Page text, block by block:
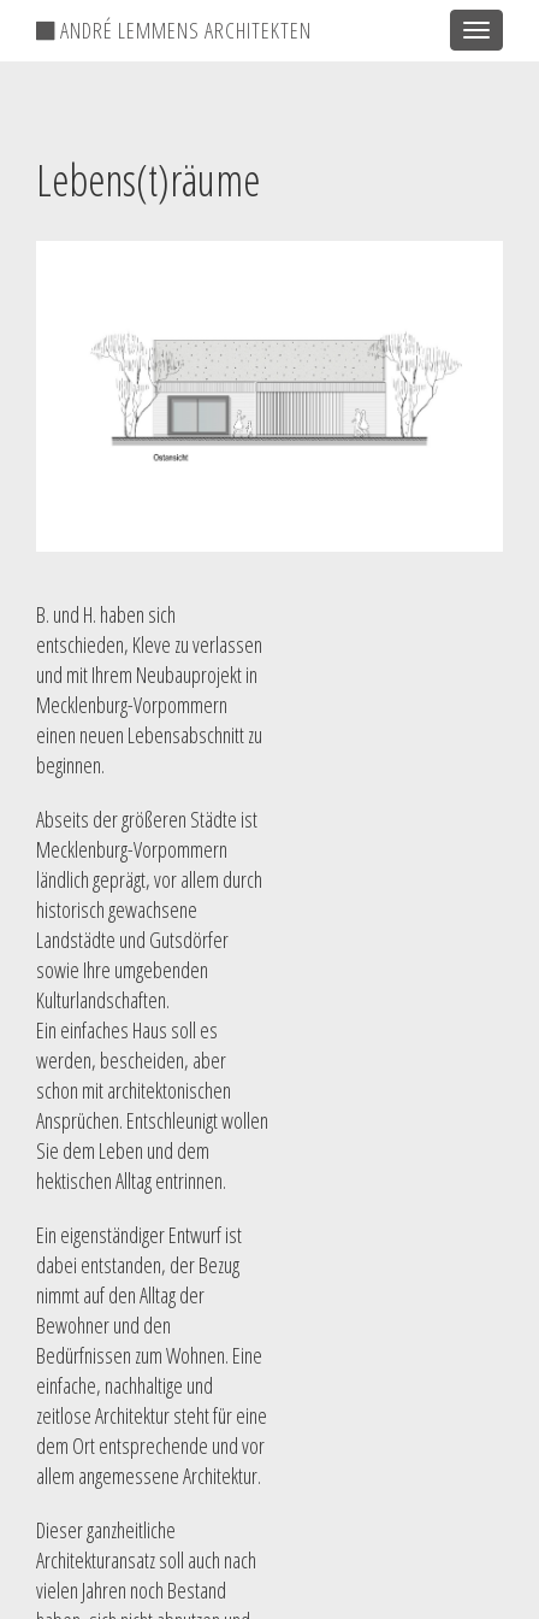
Toggle
ANDRÉ LEMMENS ARCHITEKTEN
Lebens(t)räume
B. und H. haben sich
entschieden, Kleve zu verlassen
und mit Ihrem Neubauprojekt in
Mecklenburg-Vorpommern
einen neuen Lebensabschnitt zu
beginnen.
Abseits der größeren Städte ist
Mecklenburg-Vorpommern
ländlich geprägt, vor allem durch
historisch gewachsene
Landstädte und Gutsdörfer
sowie Ihre umgebenden
Kulturlandschaften.
Ein einfaches Haus soll es
werden, bescheiden, aber
schon mit architektonischen
Ansprüchen. Entschleunigt wollen
Sie dem Leben und dem
hektischen Alltag entrinnen.
Ein eigenständiger Entwurf ist
dabei entstanden, der Bezug
nimmt auf den Alltag der
Bewohner und den
Bedürfnissen zum Wohnen. Eine
einfache, nachhaltige und
zeitlose Architektur steht für eine
dem Ort entsprechende und vor
allem angemessene Architektur.
Dieser ganzheitliche
Architekturansatz soll auch nach
vielen Jahren noch Bestand